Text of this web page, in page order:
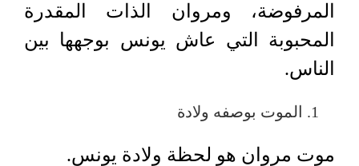
المرفوضة، ومروان الذات المقدرة
المحبوبة التي عاش يونس بوجهها بين
الناس.
الموت بوصفه ولادة
موت مروان هو لحظة ولادة يونس.